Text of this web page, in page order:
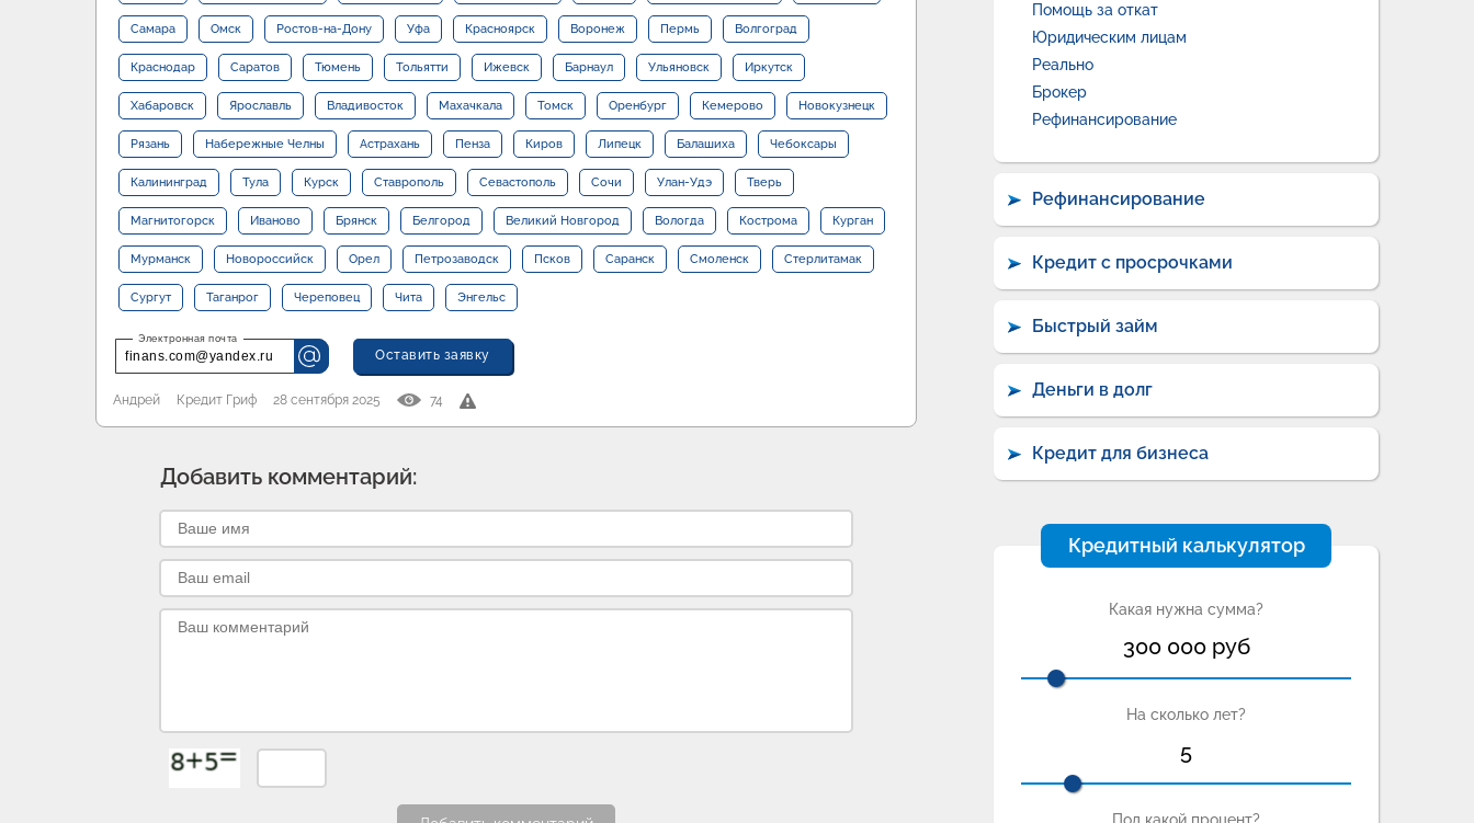
Самара Омск Ростов-на-Дону Уфа Красноярск Воронеж Пермь Волгоград
Краснодар Саратов Тюмень Тольятти Ижевск Барнаул Ульяновск Иркутск
Хабаровск Ярославль Владивосток Махачкала Томск Оренбург Кемерово Новокузнецк
Рязань Набережные Челны Астрахань Пенза Киров Липецк Балашиха Чебоксары
Калининград Тула Курск Ставрополь Севастополь Сочи Улан-Удэ Тверь
Магнитогорск Иваново Брянск Белгород Великий Новгород Вологда Кострома Курган
Мурманск Новороссийск Орел Петрозаводск Псков Саранск Смоленск Стерлитамак
Сургут Таганрог Череповец Чита Энгельс
finans.com@yandex.ru Оставить заявку
Андрей Кредит Гриф 28 сентября 2025 74
Добавить комментарий:
Помощь за откат
Юридическим лицам
Реально
Брокер
Рефинансирование
Рефинансирование
Кредит с просрочками
Быстрый займ
Деньги в долг
Кредит для бизнеса
Кредитный калькулятор
Какая нужна сумма?
300 000руб
На сколько лет?
5